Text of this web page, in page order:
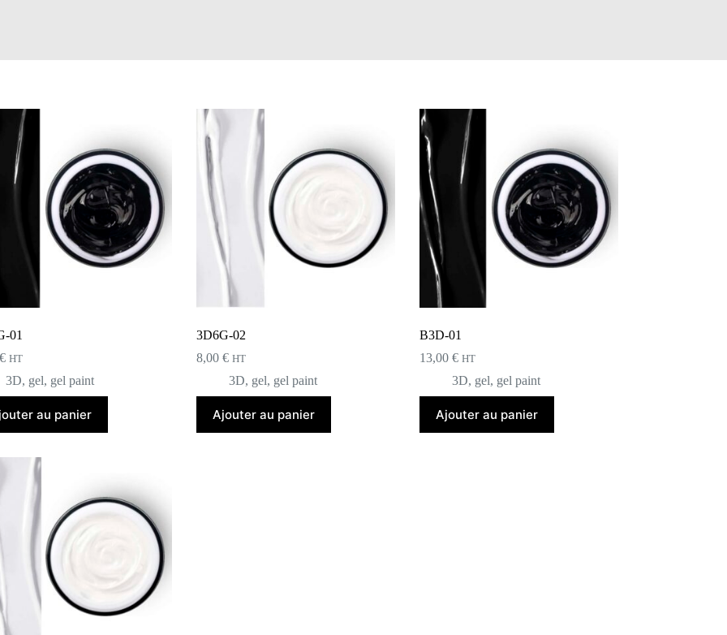
01
HT
3D, gel, gel paint
au panier
3D6G-02
8,00 € HT
3D, gel, gel paint
Ajouter au panier
B3D-01
13,00 € HT
3D, gel, gel paint
Ajouter au panier